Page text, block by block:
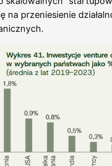
na przeniesienie